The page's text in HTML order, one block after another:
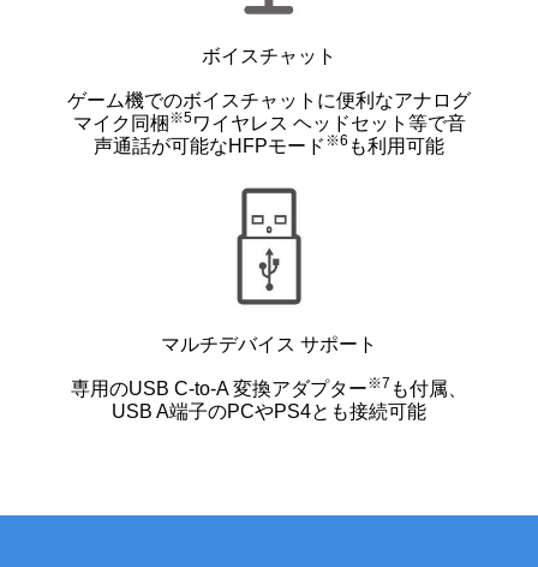
ボイスチャット
ゲーム機でのボイスチャットに便利なアナログ
マイク同梱 ※5ワイヤレス ヘッドセット等で音
声通話が可能なHFPモード ※6 も利用可能
マルチデバイス サポート
専用のUSB C-to-A 変換アダプター※7 も付属、
USB A端子のPCやPS4とも接続可能